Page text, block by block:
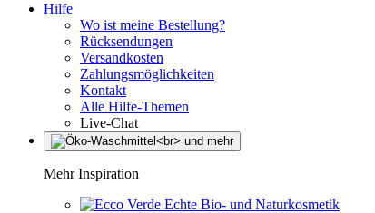
Hilfe
Wo ist meine Bestellung?
Rücksendungen
Versandkosten
Zahlungsmöglichkeiten
Kontakt
Alle Hilfe-Themen
Live-Chat
Mehr Inspiration
Echte Bio- und Naturkosmetik